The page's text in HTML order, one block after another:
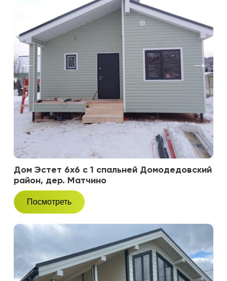
Дом Эстет 6х6 с 1 спальней Домодедовский
район, дер. Матчино
Посмотреть